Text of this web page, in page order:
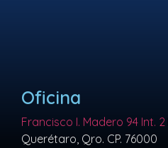
Oficina
Francisco I. Madero 94 Int. 2
Querétaro, Qro. CP. 76000